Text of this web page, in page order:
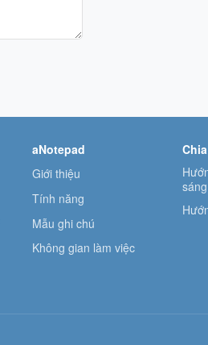
aNotepad
Giới thiệu
Tính năng
Mẫu ghi chú
Không gian làm việc